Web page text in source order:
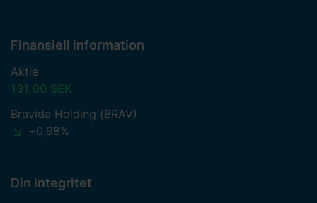
Finansiell information
Aktie
131,00 SEK
Bravida Holding (BRAV)
−0,98%
Din integritet